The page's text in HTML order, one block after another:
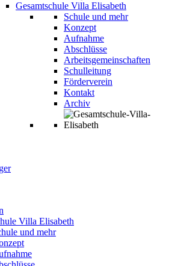
Gesamtschule Villa Elisabeth
Schule und mehr
Konzept
Aufnahme
Abschlüsse
Arbeitsgemeinschaften
Schulleitung
Förderverein
Kontakt
Archiv
Villa Elisabeth
und mehr